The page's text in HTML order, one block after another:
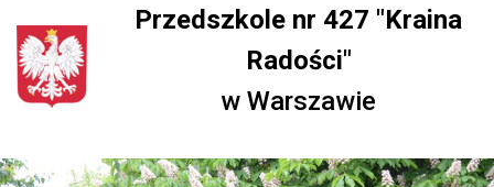
Przedszkole nr 427 "Kraina
Radości"
w Warszawie